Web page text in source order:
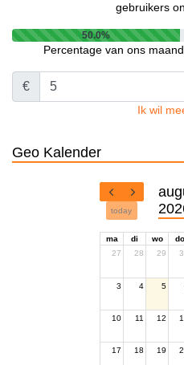
gebruikers
50.0%
Percentage van ons
€
Ik wil
Geo Kalender
today
ma di wo do
27
28 29
3 4 5
10 11 12
17 18 19